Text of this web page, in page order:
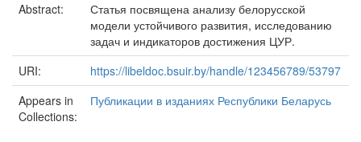
Abstract:
Статья посвящена анализу белорусской
модели устойчивого развития, исследованию
задач и индикаторов достижения ЦУР.
URI:
https://libeldoc.bsuir.by/handle/123456789/53797
Appears in
Collections:
Публикации в изданиях Республики Беларусь